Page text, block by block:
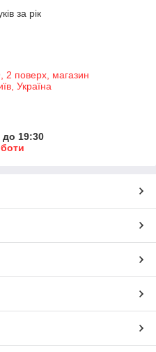
за рік
2 поверх, магазин
Україна
до 19:30